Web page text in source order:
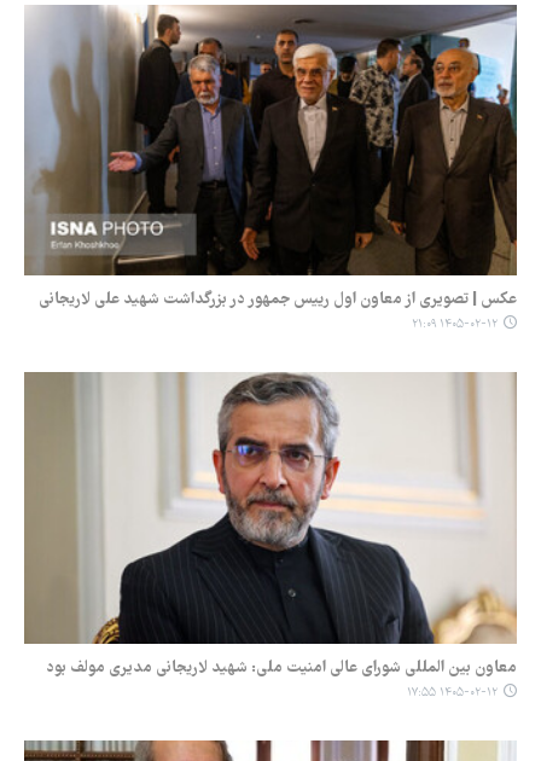
عکس | تصویری از معاون اول رییس جمهور در بزرگداشت شهید علی لاریجانی
۱۴۰۵-۰۲-۱۲ ۲۱:۰۹
معاون بین المللی شورای عالی امنیت ملی: شهید لاریجانی مدیری مولف بود
۱۴۰۵-۰۲-۱۲ ۱۷:۵۵